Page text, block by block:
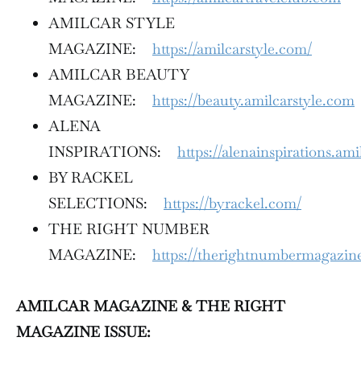
AMILCAR STYLE
MAGAZINE: https://amilcarstyle.com/
AMILCAR BEAUTY
MAGAZINE: https://beauty.amilcarstyle.com
ALENA
INSPIRATIONS: https://
BY RACKEL
SELECTIONS: https://byrackel.com/
THE RIGHT NUMBER
MAGAZINE: https://
AMILCAR MAGAZINE & THE RIGHT
MAGAZINE ISSUE: